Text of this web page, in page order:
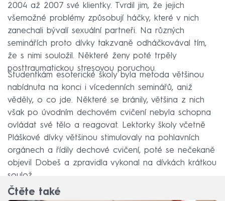
2004 až 2007 své klientky. Tvrdil jim, že jejich
všemožné problémy způsobují háčky, které v nich
zanechali bývalí sexuální partneři. Na různých
seminářích proto dívky takzvaně odháčkovával tím,
že s nimi souložil. Některé ženy poté trpěly
posttraumatickou stresovou poruchou.
Studentkám esoterické školy byla metoda většinou
nabídnuta na konci i vícedenních seminářů, aniž
věděly, o co jde. Některé se bránily, většina z nich
však po úvodním dechovém cvičení nebyla schopna
ovládat své tělo a reagovat. Lektorky školy včetně
Pláškové dívky většinou stimulovaly na pohlavních
orgánech a řídily dechové cvičení, poté se nečekaně
objevil Dobeš a zpravidla vykonal na dívkách krátkou
soulož.
Čtěte také